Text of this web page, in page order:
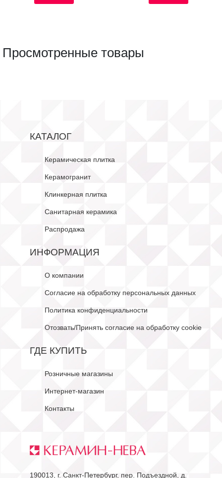
Просмотренные товары
КАТАЛОГ
Керамическая плитка
Керамогранит
Клинкерная плитка
Санитарная керамика
Распродажа
ИНФОРМАЦИЯ
О компании
Согласие на обработку персональных данных
Политика конфиденциальности
Отозвать/Принять согласие на обработку cookie
ГДЕ КУПИТЬ
Розничные магазины
Интернет-магазин
Контакты
190013, г. Санкт-Петербург, пер. Подъездной, д.